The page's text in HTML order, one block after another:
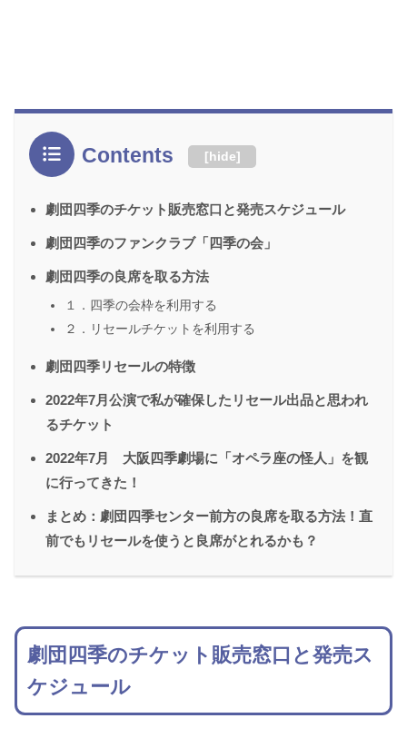
Contents [hide]
劇団四季のチケット販売窓口と発売スケジュール
劇団四季のファンクラブ「四季の会」
劇団四季の良席を取る方法
１．四季の会枠を利用する
２．リセールチケットを利用する
劇団四季リセールの特徴
2022年7月公演で私が確保したリセール出品と思われ
るチケット
2022年7月 大阪四季劇場に「オペラ座の怪人」を観
に行ってきた！
まとめ：劇団四季センター前方の良席を取る方法！直
前でもリセールを使うと良席がとれるかも？
劇団四季のチケット販売窓口と発売ス
ケジュール